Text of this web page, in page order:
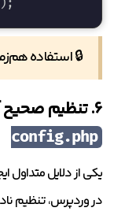
🔒 استفاده
6. تنظیم صحیح آدرس سایت در فایل
config.php
یکی از دلایل متداول
در وردپرس، تنظیم